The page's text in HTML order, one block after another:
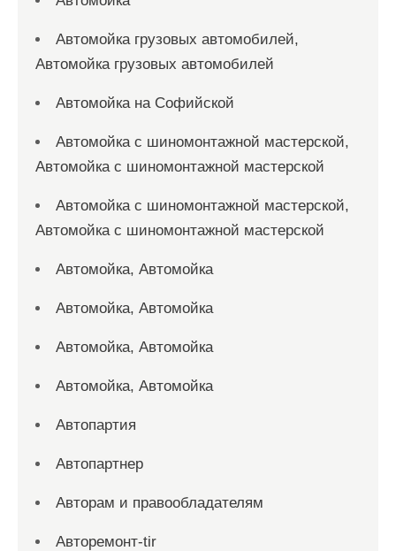
Автомойка грузовых автомобилей,
Автомойка грузовых автомобилей
Автомойка на Софийской
Автомойка с шиномонтажной мастерской,
Автомойка с шиномонтажной мастерской
Автомойка с шиномонтажной мастерской,
Автомойка с шиномонтажной мастерской
Автомойка, Автомойка
Автомойка, Автомойка
Автомойка, Автомойка
Автомойка, Автомойка
Автопартия
Автопартнер
Авторам и правообладателям
Авторемонт-tir